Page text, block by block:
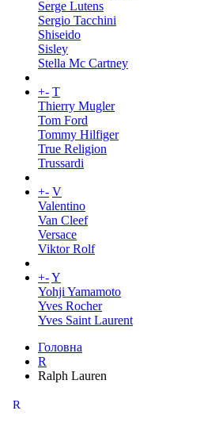
Serge Lutens
Sergio Tacchini
Shiseido
Sisley
Stella Mc Cartney
+- T
Thierry Mugler
Tom Ford
Tommy Hilfiger
True Religion
Trussardi
+- V
Valentino
Van Cleef
Versace
Viktor Rolf
+-Y
Yohji Yamamoto
Yves Rocher
Yves Saint Laurent
Головна
R
Ralph Lauren
R